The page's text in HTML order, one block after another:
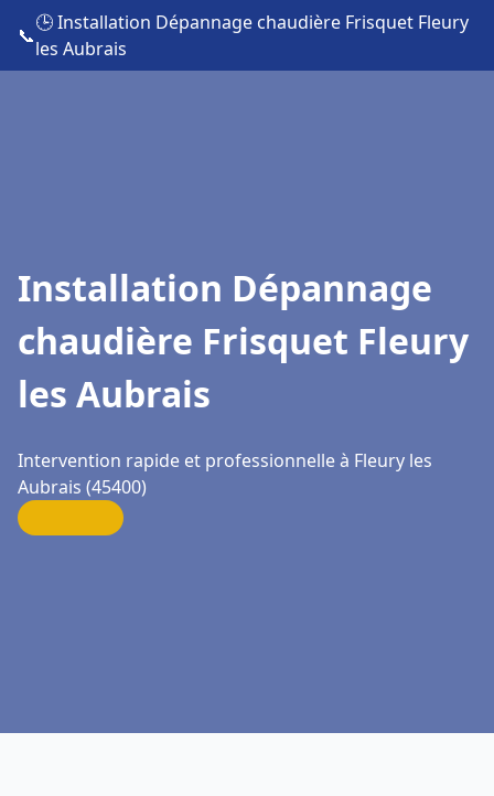
📞
🕒 Installation Dépannage chaudière Frisquet Fleury
les Aubrais
Installation Dépannage
chaudière Frisquet Fleury
les Aubrais
Intervention rapide et professionnelle à Fleury les
Aubrais (45400)